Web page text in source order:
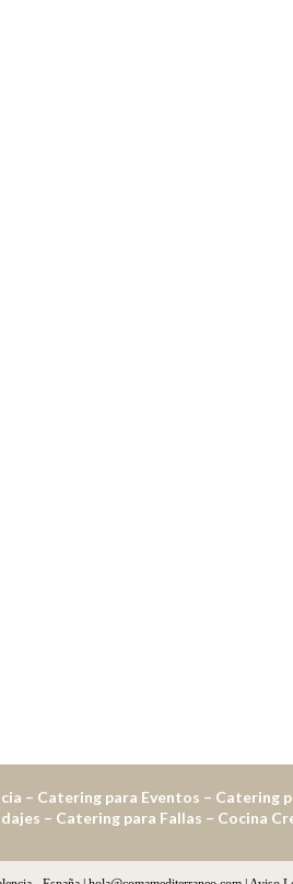
– Catering para Eventos –
– Catering para Fallas –